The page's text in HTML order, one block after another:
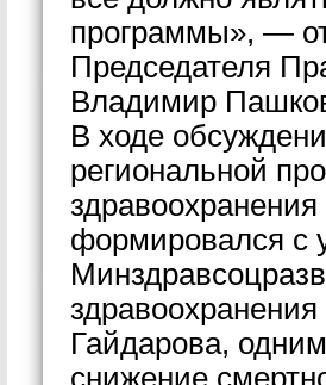
программы», —
Председателя
Владимир
В ходе
региональной
формировался с
Гайдарова,
снижение